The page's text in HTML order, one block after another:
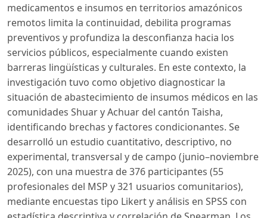
medicamentos e insumos en territorios amazónicos
remotos limita la continuidad, debilita programas
preventivos y profundiza la desconfianza hacia los
servicios públicos, especialmente cuando existen
barreras lingüísticas y culturales. En este contexto, la
investigación tuvo como objetivo diagnosticar la
situación de abastecimiento de insumos médicos en las
comunidades Shuar y Achuar del cantón Taisha,
identificando brechas y factores condicionantes. Se
desarrolló un estudio cuantitativo, descriptivo, no
experimental, transversal y de campo (junio–noviembre
2025), con una muestra de 376 participantes (55
profesionales del MSP y 321 usuarios comunitarios),
mediante encuestas tipo Likert y análisis en SPSS con